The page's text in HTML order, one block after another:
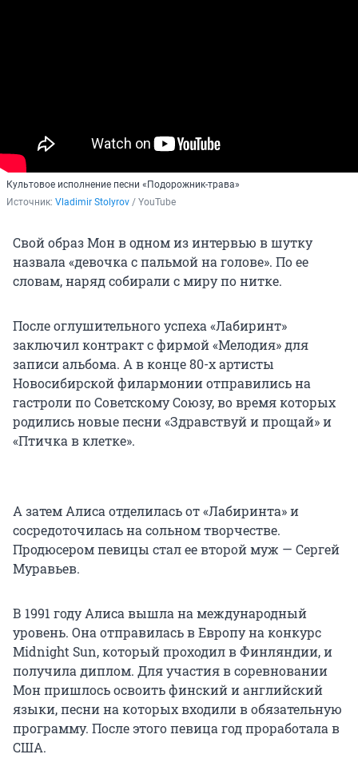
Культовое исполнение песни «Подорожник-трава»
Источник: Vladimir Stolyrov / YouTube
Свой образ Мон в одном из интервью в шутку
назвала «девочка с пальмой на голове». По ее
словам, наряд собирали с миру по нитке.
После оглушительного успеха «Лабиринт»
заключил контракт с фирмой «Мелодия» для
записи альбома. А в конце 80-х артисты
Новосибирской филармонии отправились на
гастроли по Советскому Союзу, во время которых
родились новые песни «Здравствуй и прощай» и
«Птичка в клетке».
А затем Алиса отделилась от «Лабиринта» и
сосредоточилась на сольном творчестве.
Продюсером певицы стал ее второй муж — Сергей
Муравьев.
В 1991 году Алиса вышла на международный
уровень. Она отправилась в Европу на конкурс
Midnight Sun, который проходил в Финляндии, и
получила диплом. Для участия в соревновании
Мон пришлось освоить финский и английский
языки, песни на которых входили в обязательную
программу. После этого певица год проработала в
США.